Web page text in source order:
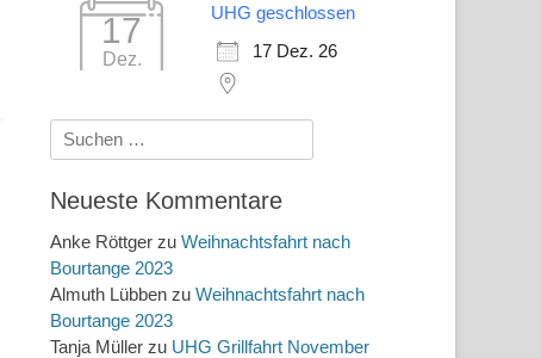
17
Dez.
UHG geschlossen
17 Dez. 26
Suchen
nach:
Neueste Kommentare
Anke Röttger zu Weihnachtsfahrt nach
Bourtange 2023
Almuth Lübben zu Weihnachtsfahrt nach
Bourtange 2023
Tanja Müller zu UHG Grillfahrt November